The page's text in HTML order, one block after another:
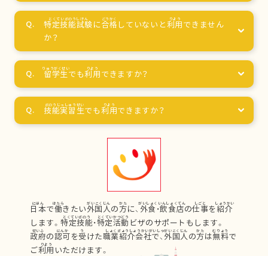
特定技能試験に合格 していないと利用 できません
か？
留学生でも利用 できますか？
技能実習生でも利用できますか？
日本で働きたい外国人の方に、 外食 ・飲食店の仕事を紹介
します。特定技能・特定活動 ビザのサポートもします。
政府の認可を受けた職業紹介会社で、 外国人の方は無料で
ご利用 いただけます。